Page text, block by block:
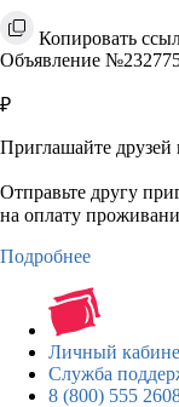
Копировать
Объявление
₽
Приглашайте друзей
Отправьте другу
на оплату
Подробнее
Личный
Служба
8 (800) 555